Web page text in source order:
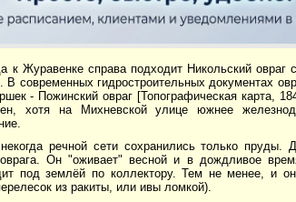
к Журавенке справа подходит Никольский
В современных гидростроительных документах
- Пожинский овраг [Топографическая карта,
хотя на Михневской улице южнее
речной сети сохранились только
Он "оживает" весной и в дождливое
под землёй по коллектору. Тем не менее, и
из ракиты, или ивы ломкой).